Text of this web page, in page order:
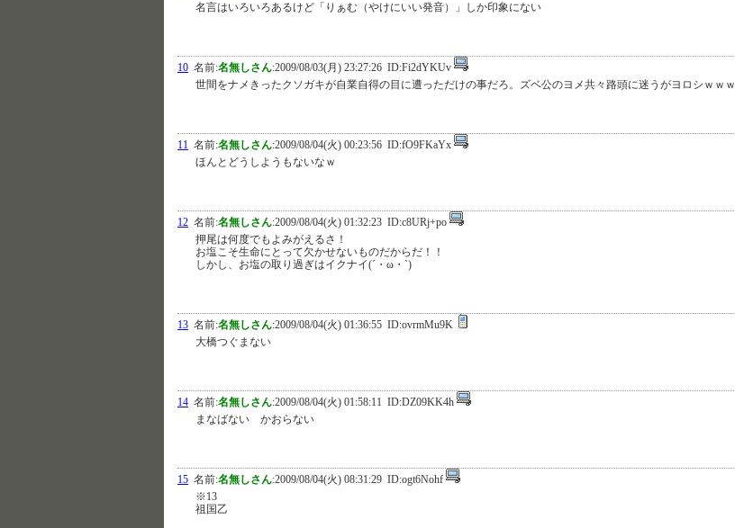
名言はいろいろあるけど「りぁむ（やけにいい発音）」しか印象にない
10 名前:名無しさん:2009/08/03(月) 23:27:26 ID:Fi2dYKUv
世間をナメきったクソガキが自業自得の目に遭っただけの事だろ。ズベ公のヨメ共々路頭に迷うがヨロシｗｗｗ
11 名前:名無しさん:2009/08/04(火) 00:23:56 ID:fO9FKaYx
ほんとどうしようもないなｗ
12 名前:名無しさん:2009/08/04(火) 01:32:23 ID:c8URj+po
押尾は何度でもよみがえるさ！
お塩こそ生命にとって欠かせないものだからだ！！
しかし、お塩の取り過ぎはイクナイ(´・ω・`)
13 名前:名無しさん:2009/08/04(火) 01:36:55 ID:ovrmMu9K
大橋つぐまない
14 名前:名無しさん:2009/08/04(火) 01:58:11 ID:DZ09KK4h
まなばない かおらない
15 名前:名無しさん:2009/08/04(火) 08:31:29 ID:ogt6Nohf
※13
祖国乙